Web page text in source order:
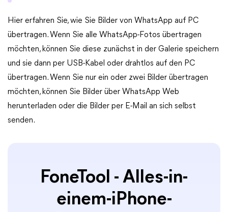
Hier erfahren Sie, wie Sie Bilder von WhatsApp auf PC
übertragen. Wenn Sie alle WhatsApp-Fotos übertragen
möchten, können Sie diese zunächst in der Galerie speichern
und sie dann per USB-Kabel oder drahtlos auf den PC
übertragen. Wenn Sie nur ein oder zwei Bilder übertragen
möchten, können Sie Bilder über WhatsApp Web
herunterladen oder die Bilder per E-Mail an sich selbst
senden.
FoneTool - Alles-in-
einem-iPhone-